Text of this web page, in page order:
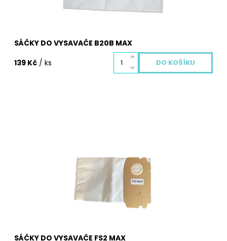
SÁČKY DO VYSAVAČE B20B MAX
139 Kč / ks
Skladem
13064
SÁČKY DO VYSAVAČE FS2 MAX